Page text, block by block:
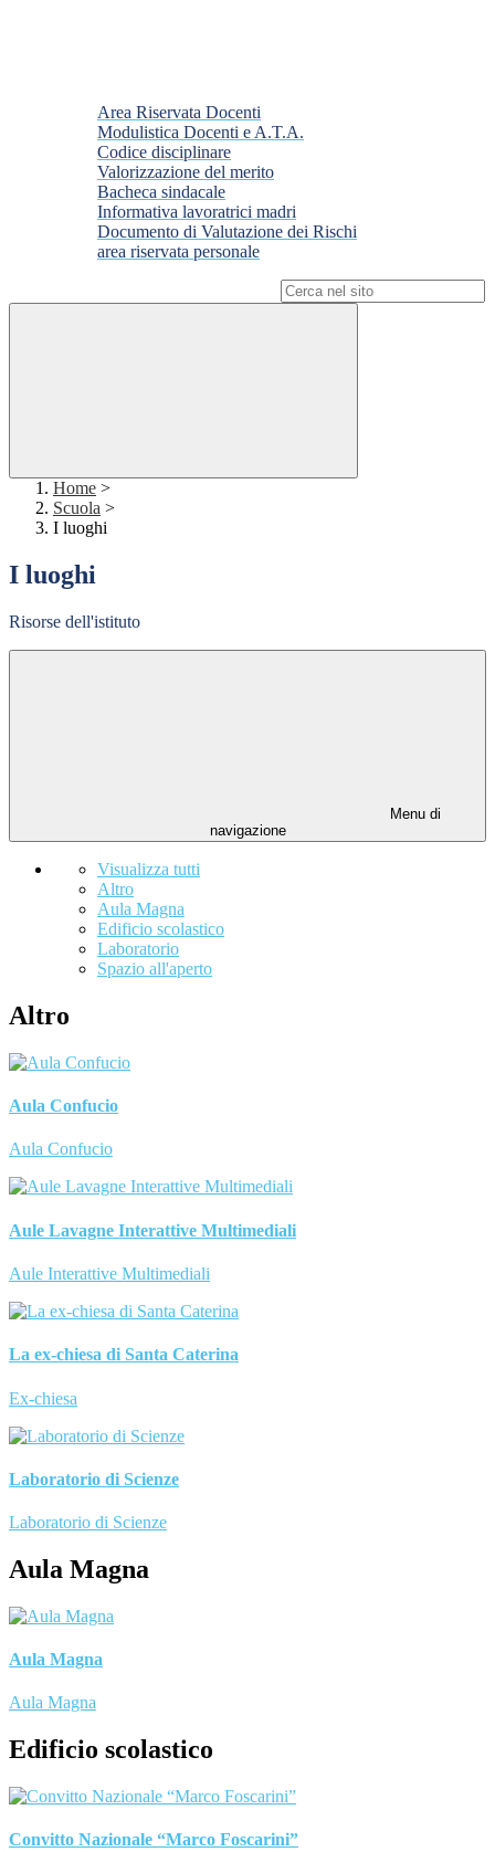
Area Riservata Docenti
Modulistica Docenti e A.T.A.
Codice disciplinare
Valorizzazione del merito
Bacheca sindacale
Informativa lavoratrici madri
Documento di Valutazione dei Rischi
area riservata personale
Home >
Scuola >
I luoghi
I luoghi
Risorse dell'istituto
Menu di
navigazione
Visualizza tutti
Altro
Aula Magna
Edificio scolastico
Laboratorio
Spazio all'aperto
Altro
Aula Confucio
Aula Confucio
Aule Lavagne Interattive Multimediali
Aule Interattive Multimediali
La ex-chiesa di Santa Caterina
Ex-chiesa
Laboratorio di Scienze
Laboratorio di Scienze
Aula Magna
Aula Magna
Aula Magna
Edificio scolastico
Convitto Nazionale “Marco Foscarini”